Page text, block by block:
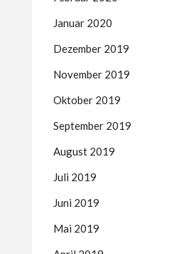
Januar 2020
Dezember 2019
November 2019
Oktober 2019
September 2019
August 2019
Juli 2019
Juni 2019
Mai 2019